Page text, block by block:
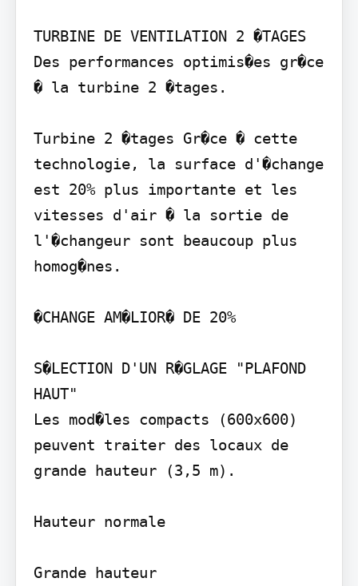
TURBINE DE VENTILATION 2 �TAGES
Des performances optimis�es gr�ce
� la turbine 2 �tages.
Turbine 2 �tages Gr�ce � cette
technologie, la surface d'�change
est 20% plus importante et les
vitesses d'air � la sortie de
l'�changeur sont beaucoup plus
homog�nes.
�CHANGE AM�LIOR� DE 20%
S�LECTION D'UN R�GLAGE "PLAFOND
HAUT"
Les mod�les compacts (600x600)
peuvent traiter des locaux de
grande hauteur (3,5 m).
Hauteur normale
Grande hauteur